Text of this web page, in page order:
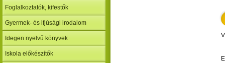
Foglalkoztatók, kifestők
Gyermek- és ifjúsági irodalom
Idegen nyelvű könyvek
Iskola előkészítők